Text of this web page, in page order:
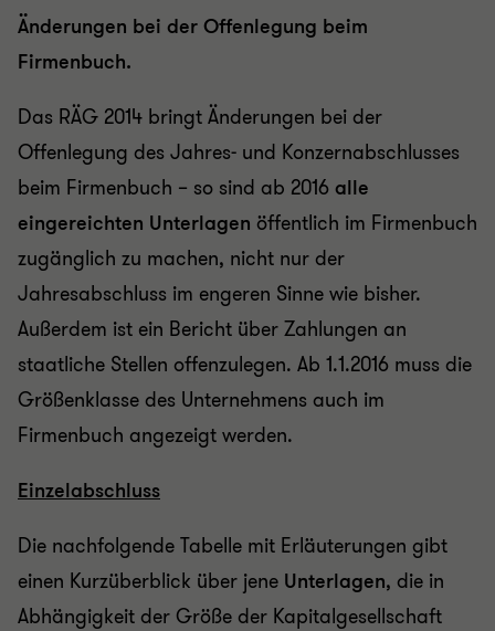
Änderungen bei der Offenlegung beim
Firmenbuch.
Das RÄG 2014 bringt Änderungen bei der
Offenlegung des Jahres- und Konzernabschlusses
beim Firmenbuch – so sind ab 2016 alle
eingereichten Unterlagen öffentlich im Firmenbuch
zugänglich zu machen, nicht nur der
Jahresabschluss im engeren Sinne wie bisher.
Außerdem ist ein Bericht über Zahlungen an
staatliche Stellen offenzulegen. Ab 1.1.2016 muss die
Größenklasse des Unternehmens auch im
Firmenbuch angezeigt werden.
Einzelabschluss
Die nachfolgende Tabelle mit Erläuterungen gibt
einen Kurzüberblick über jene Unterlagen, die in
Abhängigkeit der Größe der Kapitalgesellschaft